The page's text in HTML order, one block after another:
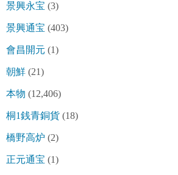
景興永宝 (3)
景興通宝 (403)
會昌開元 (1)
朝鮮 (21)
本物 (12,406)
桐1銭青銅貨 (18)
橋野高炉 (2)
正元通宝 (1)